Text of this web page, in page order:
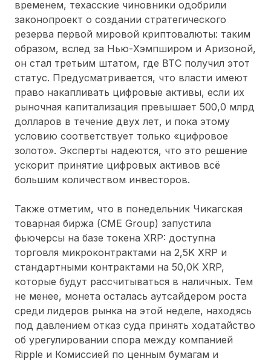
временем, техасские чиновники одобрили
законопроект о создании стратегического
резерва первой мировой криптовалюты: таким
образом, вслед за Нью-Хэмпширом и Аризоной,
он стал третьим штатом, где ВТС получил этот
статус. Предусматривается, что власти имеют
право накапливать цифровые активы, если их
рыночная капитализация превышает 500,0 млрд
долларов в течение двух лет, и пока этому
условию соответствует только «цифровое
золото». Эксперты надеются, что это решение
ускорит принятие цифровых активов всё
большим количеством инвесторов.
Также отметим, что в понедельник Чикагская
товарная биржа (CME Group) запустила
фьючерсы на базе токена XRP: доступна
торговля микроконтрактами на 2,5K XRP и
стандартными контрактами на 50,0K XRP,
которые будут рассчитываться в наличных. Тем
не менее, монета осталась аутсайдером роста
среди лидеров рынка на этой неделе, находясь
под давлением отказ суда принять ходатайство
об урегулировании спора между компанией
Ripple и Комиссией по ценным бумагам и